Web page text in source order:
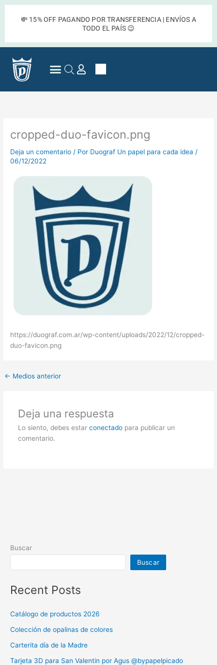
💸 15% OFF PAGANDO POR TRANSFERENCIA | ENVÍOS A
TODO EL PAÍS 😉
Cart
cropped-duo-favicon.png
Deja un comentario / Por Duograf Un papel para cada idea /
06/12/2022
https://duograf.com.ar/wp-content/uploads/2022/12/cropped-
duo-favicon.png
← Medios anterior
Deja una respuesta
Lo siento, debes estar conectadopara publicar un
comentario.
Buscar
Buscar
Recent Posts
Catálogo de productos 2026
Colección de opalinas de colores
Carterita día de la Madre
Tarjeta 3D para San Valentin por Agus @bypapelpicado